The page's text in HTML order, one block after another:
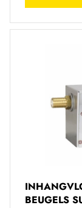
BEUGELS